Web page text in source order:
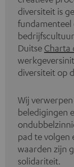
diversiteit is
fundamenteel
Duitse Charta
diversiteit op
Wij
beledigingen
pad te volgen
waarden zijn
solidariteit.